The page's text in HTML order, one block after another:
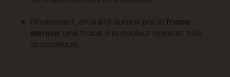
Finalement, on a été surpris par la fraise
Nerina, une fraise à la couleur noire et très
aromatique.